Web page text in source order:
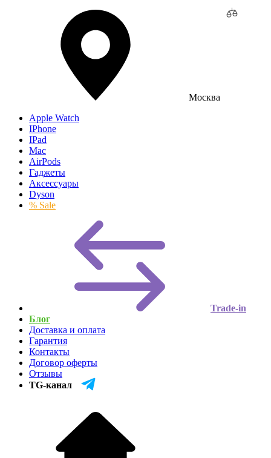
Москва
Apple Watch
IPhone
IPad
Mac
AirPods
Гаджеты
Аксессуары
Dyson
% Sale
Trade-in
Блог
Доставка и оплата
Гарантия
Контакты
Договор оферты
Отзывы
TG-канал